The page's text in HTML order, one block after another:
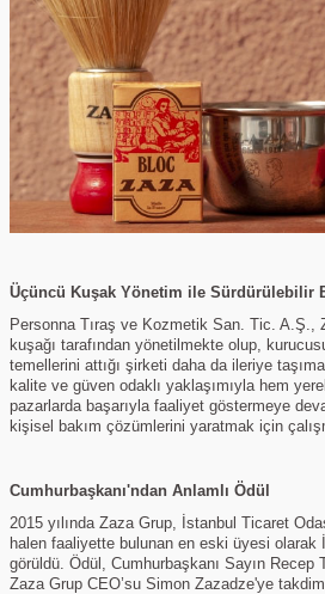
Üçüncü Kuşak Yönetim ile Sürdürülebilir
Personna Tıraş ve Kozmetik San. Tic. A.Ş.,
kuşağı tarafından yönetilmekte olup,
temellerini attığı şirketi daha da ileriye
kalite ve güven odaklı yaklaşımıyla hem
pazarlarda başarıyla faaliyet göstermeye
kişisel bakım çözümlerini yaratmak için
Cumhurbaşkanı'ndan Anlamlı Ödül
2015 yılında Zaza Grup, İstanbul Ticaret
halen faaliyette bulunan en eski üyesi olarak
görüldü. Ödül, Cumhurbaşkanı Sayın Recep
Zaza Grup CEO’su Simon Zazadze'ye